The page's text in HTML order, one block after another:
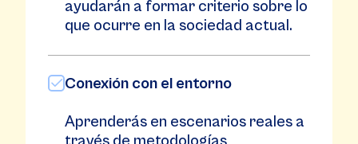
ayudarán a formar criterio sobre lo
que ocurre en la sociedad actual.
Conexión con el entorno
Aprenderás en escenarios reales a